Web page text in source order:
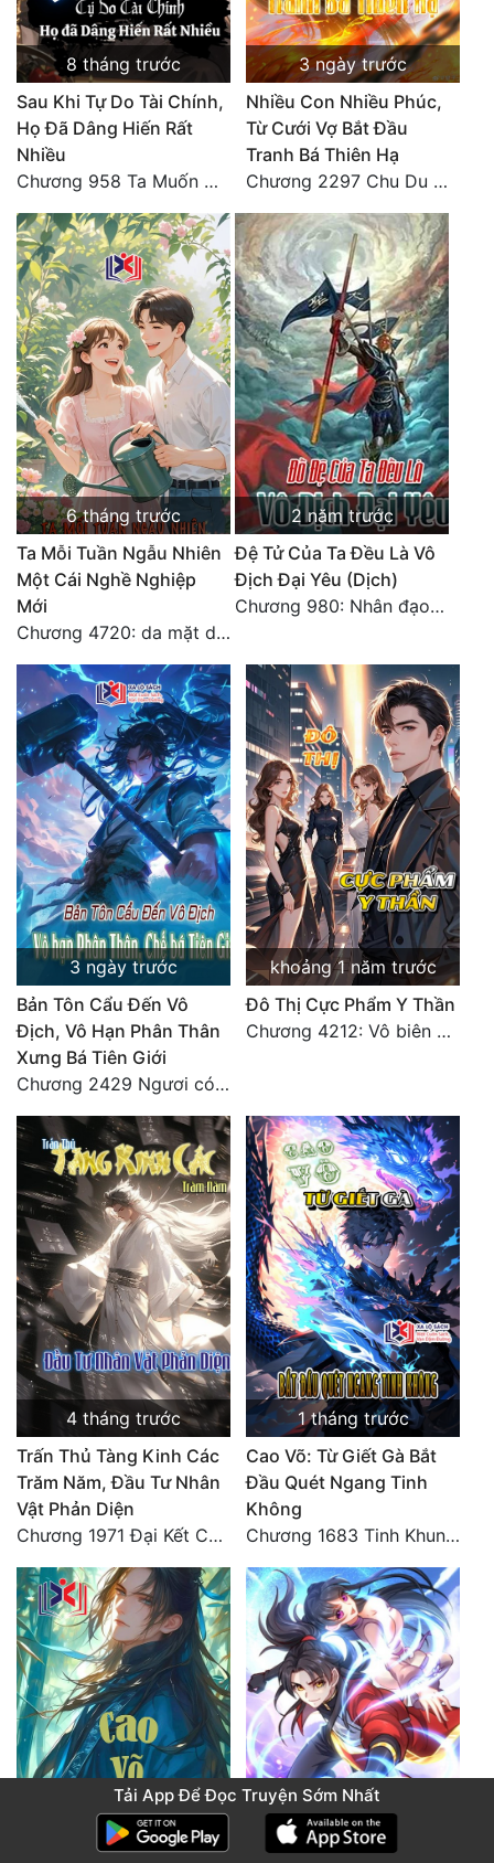
8 tháng trước
Sau Khi Tự Do Tài Chính,
Họ Đã Dâng Hiến Rất
Nhiều
Chương 958 Ta Muốn Cùng Các Cô Vĩnh Viễn Ở Bên Nhau (2) Hết
3 ngày trước
Nhiều Con Nhiều Phúc,
Từ Cưới Vợ Bắt Đầu
Tranh Bá Thiên Hạ
Chương 2297 Chu Du Du mang thai
6 tháng trước
Ta Mỗi Tuần Ngẫu Nhiên
Một Cái Nghề Nghiệp
Mới
Chương 4720: da mặt dày
2 năm trước
Đệ Tử Của Ta Đều Là Vô
Địch Đại Yêu (Dịch)
Chương 980: Nhân đạo thành Thánh (4). HẾT.
3 ngày trước
Bản Tôn Cẩu Đến Vô
Địch, Vô Hạn Phân Thân
Xưng Bá Tiên Giới
Chương 2429 Ngươi có tuệ nhãn? Ta có...
khoảng 1 năm trước
Đô Thị Cực Phẩm Y Thần
Chương 4212: Vô biên hắc ám
4 tháng trước
Trấn Thủ Tàng Kinh Các
Trăm Năm, Đầu Tư Nhân
Vật Phản Diện
Chương 1971 Đại Kết Cục!
1 tháng trước
Cao Võ: Từ Giết Gà Bắt
Đầu Quét Ngang Tinh
Không
Chương 1683 Tinh Khung Võ Thánh (Hết)
Tải App Để Đọc Truyện Sớm Nhất